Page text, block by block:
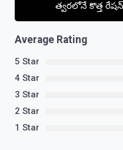
త్వ‌ర‌లోనే కొత్త
Average Rating
5 Star
4 Star
3 Star
2 Star
1 Star